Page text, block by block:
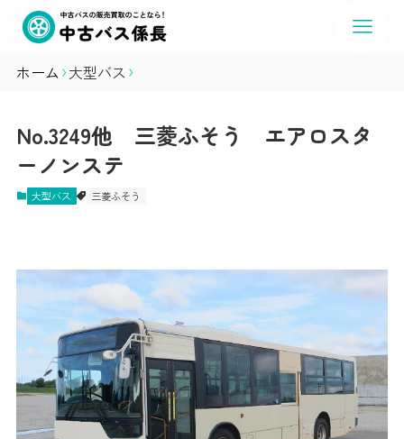
ホーム 大型バス
No.3249他 三菱ふそう エアロスタ
ーノンステ
大型バス 三菱ふそう